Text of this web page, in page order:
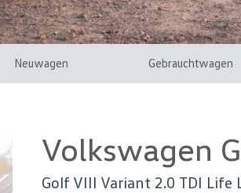
Neuwagen Gebrauchtwagen
Volkswagen
Golf VIII Variant 2.0 TDI Life